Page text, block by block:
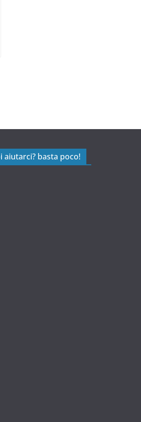
aiutarci? basta poco!